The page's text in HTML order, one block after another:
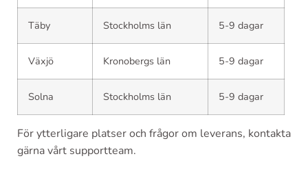
Täby Stockholms län 5-9 dagar
Växjö Kronobergs län 5-9 dagar
Solna Stockholms län 5-9 dagar
För ytterligare platser och frågor om leverans, kontakta
gärna vårt supportteam.